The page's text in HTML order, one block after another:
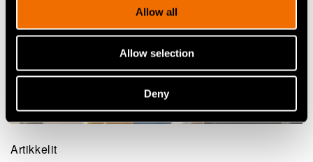
Allow all
Allow selection
Deny
Artikkelit